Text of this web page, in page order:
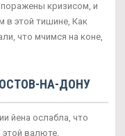
кризисом, и
в этой тишине, Как
что мчимся на коне,
НА-ДОНУ
йена ослабла, что
этой валюте.